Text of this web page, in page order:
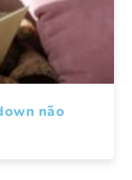
não